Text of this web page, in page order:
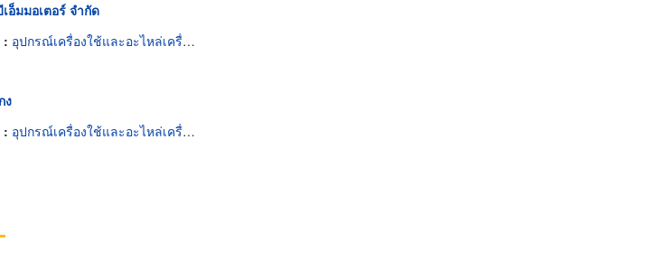
อ็มมอเตอร์ จำกัด
: อุปกรณ์เครื่องใช้และอะไหล่เครื่องยนต์
ง
: อุปกรณ์เครื่องใช้และอะไหล่เครื่องยนต์